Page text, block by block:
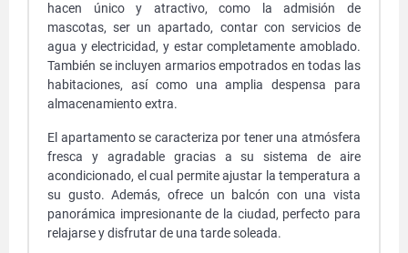
hacen único y atractivo, como la admisión de
mascotas, ser un apartado, contar con servicios de
agua y electricidad, y estar completamente amoblado.
También se incluyen armarios empotrados en todas las
habitaciones, así como una amplia despensa para
almacenamiento extra.
El apartamento se caracteriza por tener una atmósfera
fresca y agradable gracias a su sistema de aire
acondicionado, el cual permite ajustar la temperatura a
su gusto. Además, ofrece un balcón con una vista
panorámica impresionante de la ciudad, perfecto para
relajarse y disfrutar de una tarde soleada.